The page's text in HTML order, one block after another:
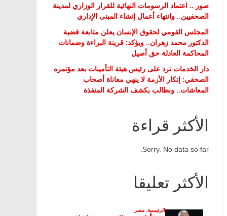
صور .. اعتماد الرسومات النهائية للقرار الوزاري لمدينة
الصحفيين.. وانتهاء أعمال إنشاء المبنى الإداري
المجلس القومي لحقوق الإنسان يعلن متابعة قضية
الدكتور محمد زهران.. ويؤكد: قرينة البراءة وضمانات
المحاكمة العادلة حق أصيل
دار الخدمات ترد على رئيس هيئة التأمينات بعد مؤتمره
الصحفي: إنكار الأزمة لا ينهي معاناة أصحاب
المعاشات.. ونطالب بكشف الشركة المنفذة
الأكثر قراءة
Sorry. No data so far.
الأكثر تعليقا